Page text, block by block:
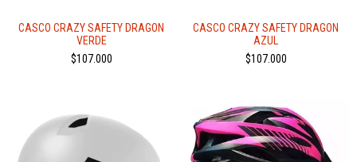
CASCO CRAZY SAFETY DRAGON
VERDE
$107.000
CASCO CRAZY SAFETY DRAGON
AZUL
$107.000